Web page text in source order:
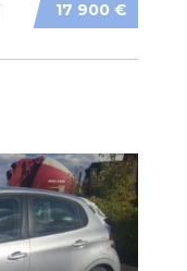
17 900 €